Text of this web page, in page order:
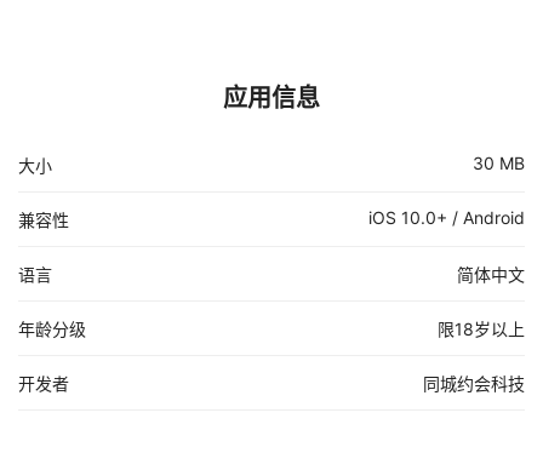
应用信息
大小 30 MB
兼容性 iOS 10.0+ / Android
语言 简体中文
年龄分级 限18岁以上
开发者 同城约会科技